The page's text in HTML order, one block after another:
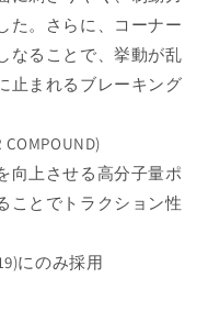
た。さらに、コーナー
なることで、挙動が乱
止まれるブレーキング
COMPOUND)
向上させる高分子量ポ
ことでトラクション性
にのみ採用